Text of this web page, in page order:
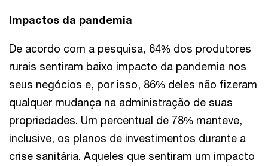
Impactos da pandemia
De acordo com a pesquisa, 64% dos produtores
rurais sentiram baixo impacto da pandemia nos
seus negócios e, por isso, 86% deles não fizeram
qualquer mudança na administração de suas
propriedades. Um percentual de 78% manteve,
inclusive, os planos de investimentos durante a
crise sanitária. Aqueles que sentiram um impacto